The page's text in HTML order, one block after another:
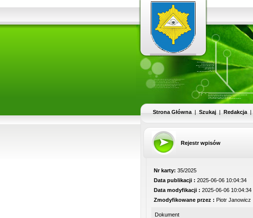
Strona Główna | Szukaj | Redakcja |
Rejestr wpisów
Nr karty: 35/2025
Data publikacji : 2025-06-06 10:04:34
Data modyfikacji : 2025-06-06 10:04:34
Zmodyfikowane przez : Piotr Janowicz
Dokument